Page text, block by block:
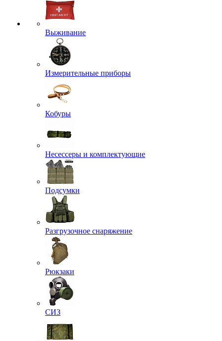
Выживание
Измерительные приборы
Кобуры
Несессеры и комплектующие
Подсумки
Разгрузочное снаряжение
Рюкзаки
СИЗ